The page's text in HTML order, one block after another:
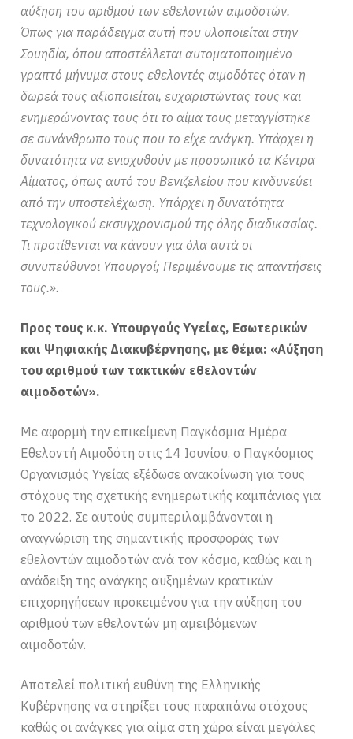
αύξηση του αριθμού των εθελοντών αιμοδοτών.
Όπως για παράδειγμα αυτή που υλοποιείται στην
Σουηδία, όπου αποστέλλεται αυτοματοποιημένο
γραπτό μήνυμα στους εθελοντές αιμοδότες όταν η
δωρεά τους αξιοποιείται, ευχαριστώντας τους και
ενημερώνοντας τους ότι το αίμα τους μεταγγίστηκε
σε συνάνθρωπο τους που το είχε ανάγκη. Υπάρχει η
δυνατότητα να ενισχυθούν με προσωπικό τα Κέντρα
Αίματος, όπως αυτό του Βενιζελείου που κινδυνεύει
από την υποστελέχωση. Υπάρχει η δυνατότητα
τεχνολογικού εκσυγχρονισμού της όλης διαδικασίας.
Τι προτίθενται να κάνουν για όλα αυτά οι
συνυπεύθυνοι Υπουργοί; Περιμένουμε τις απαντήσεις
τους.».
Προς τους κ.κ. Υπουργούς Υγείας, Εσωτερικών
και Ψηφιακής Διακυβέρνησης, με θέμα: «Αύξηση
του αριθμού των τακτικών εθελοντών
αιμοδοτών».
Με αφορμή την επικείμενη Παγκόσμια Ημέρα
Εθελοντή Αιμοδότη στις 14 Ιουνίου, ο Παγκόσμιος
Οργανισμός Υγείας εξέδωσε ανακοίνωση για τους
στόχους της σχετικής ενημερωτικής καμπάνιας για
το 2022. Σε αυτούς συμπεριλαμβάνονται η
αναγνώριση της σημαντικής προσφοράς των
εθελοντών αιμοδοτών ανά τον κόσμο, καθώς και η
ανάδειξη της ανάγκης αυξημένων κρατικών
επιχορηγήσεων προκειμένου για την αύξηση του
αριθμού των εθελοντών μη αμειβόμενων
αιμοδοτών.
Αποτελεί πολιτική ευθύνη της Ελληνικής
Κυβέρνησης να στηρίξει τους παραπάνω στόχους
καθώς οι ανάγκες για αίμα στη χώρα είναι μεγάλες